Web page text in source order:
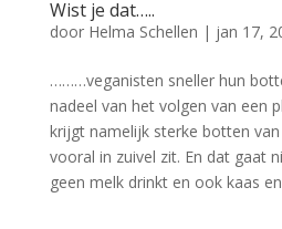
Wist je dat…..
door Helma Schellen | jan 17,
………veganisten sneller hun
nadeel van het volgen van een
krijgt namelijk sterke botten
vooral in zuivel zit. En dat gaat
geen melk drinkt en ook kaas